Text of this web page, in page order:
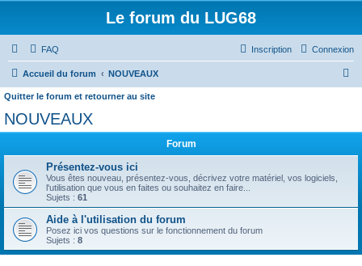
Le forum du LUG68
FAQ Connexion
Inscription
Accueil du forum NOUVEAUX
h
h
Quitter le forum et retourner au site
NOUVEAUX
Forum
Présentez-vous ici
Vous êtes nouveau, présentez-vous, décrivez votre matériel, vos logiciels,
l'utilisation que vous en faites ou souhaitez en faire...
Sujets : 61
Aide à l'utilisation du forum
Posez ici vos questions sur le fonctionnement du forum
Sujets : 8